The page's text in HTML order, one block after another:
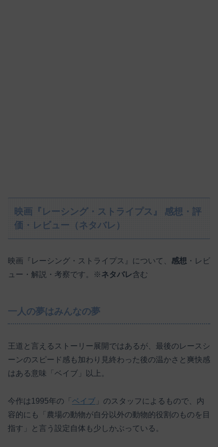
映画『レーシング・ストライプス』 感想・評
価・レビュー（ネタバレ）
映画『レーシング・ストライプス』について、 感想 ・レビ
ュー・解説・考察です。※ネタバレ含む
一人の夢はみんなの夢
王道と言えるストーリー展開ではあるが、最後のレースシ
ーンのスピード感も加わり見終わった後の温かさと爽快感
はある意味「ベイブ」以上。
今作は1995年の「 ベイブ 」のスタッフによるもので、内
容的にも「農場の動物が自分以外の動物的役割のものを目
指す」と言う設定自体も少しかぶっている。